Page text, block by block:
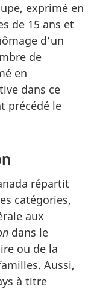
exprimé en
de 15 ans et
d’un
de
en
dans ce
précédé le
répartit
catégories,
aux
dans le
ou de la
Aussi,
à titre